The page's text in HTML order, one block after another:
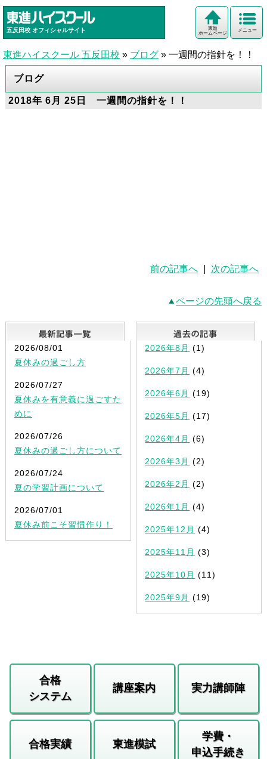
五反田校 オフィシャルサイト メニュー
東進
ホームページ
東進ハイスクール 五反田校 » ブログ » 一週間の指針を！！
ブログ
2018年 6月 25日 一週間の指針を！！
前の記事へ 次の記事へ
ページの先頭へ戻る
最新記事一覧
2026/08/01
夏休みの過ごし方
2026/07/27
夏休みを有意義に過ごすた
めに
2026/07/26
夏休みの過ごし方について
2026/07/24
夏の学習計画について
2026/07/01
夏休み前こそ習慣作り！
2026年8月 (1)
2026年7月 (4)
2026年6月 (19)
2026年5月 (17)
2026年4月 (6)
2026年3月 (2)
2026年2月 (2)
2026年1月 (4)
2025年12月 (4)
2025年11月 (3)
2025年10月 (11)
2025年9月 (19)
合格
システム
講座案内 実力講師陣
合格実績 東進模試
学費・
申込手続き